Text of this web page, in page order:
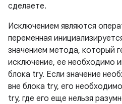
сделаете.
Исключением являются
переменная
значением метода, который
исключение, ее необходимо
блока try. Если значение
вне блока try, его
try, где его еще нельзя